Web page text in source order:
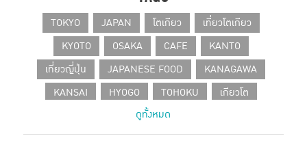
TOKYO JAPAN โตเกียว
เที่ยวโตเกียว
KYOTO
OSAKA CAFE
KANTO
เที่ยวญี่ปุ่น
JAPANESE FOOD
KANAGAWA
KANSAI
HYOGO TOHOKU
เกียวโต
CHUBU โอซาก้า
CAFE IN TOKYO
JAPANESE PRODUCT
ดูทั้งหมด